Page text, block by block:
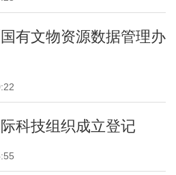
有文物资源数据管理办
科技组织成立登记